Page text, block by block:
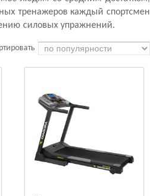
тренажеров каждый спортсмен
силовых упражнений.